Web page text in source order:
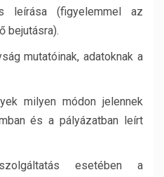
leírása (figyelemmel az
bejutásra).
mutatóinak, adatoknak a
milyen módon jelennek
és a pályázatban leírt
esetében a